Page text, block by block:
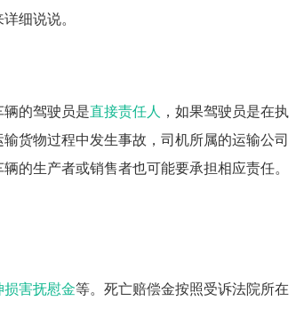
细说说。
的驾驶员是直接责任人
，如果驾驶员是在执
货物过程中发生事故，司机所属的运输公司
的生产者或销售者也可能要承担相应责任。
损害抚慰金等。死亡赔偿金按照受诉法院所在